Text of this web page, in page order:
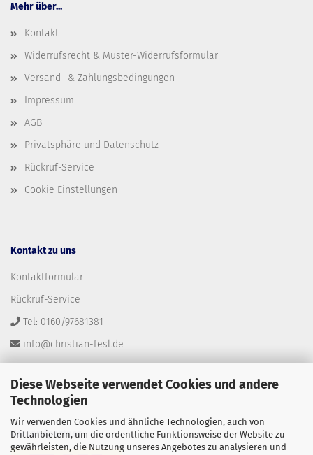
Diese Webseite verwendet Cookies und andere
Technologien
Wir verwenden Cookies und ähnliche Technologien, auch von
Drittanbietern, um die ordentliche Funktionsweise der Website zu
gewährleisten, die Nutzung unseres Angebotes zu analysieren und
Mehr über...
Kontakt
Widerrufsrecht & Muster-Widerrufsformular
Versand- & Zahlungsbedingungen
Impressum
AGB
Privatsphäre und Datenschutz
Rückruf-Service
Cookie Einstellungen
Kontakt zu uns
Kontaktformular
Rückruf-Service
Tel: 0160/97681381
info@christian-fesl.de
Versandpartner